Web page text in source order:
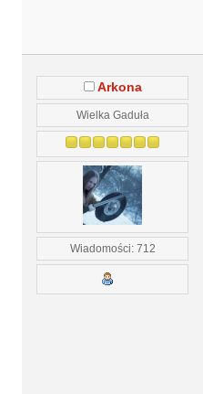
Arkona
Wielka Gaduła
Wiadomości: 712